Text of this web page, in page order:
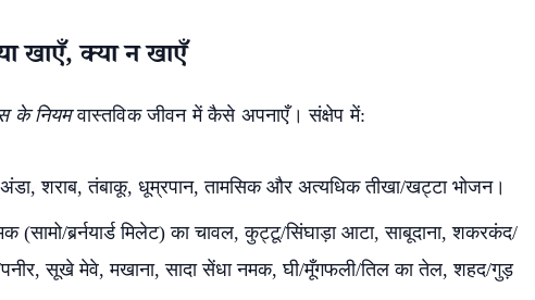
खाएँ, क्या न खाएँ
के नियमवास्तविक जीवन में कैसे अपनाएँ। संक्षेप में:
शराब, तंबाकू, धूम्रपान, तामसिक और अत्यधिक तीखा/खट्टा भोजन।
(सामो/बर्र्नयार्ड मिलेट) का चावल, कुट्टू/सिंघाड़ा आटा, साबूदाना, शकरकंद/
पनीर, सूखे मेवे, मखाना, सादा सेंधा नमक, घी/मूँगफली/तिल का तेल, शहद/गुड़